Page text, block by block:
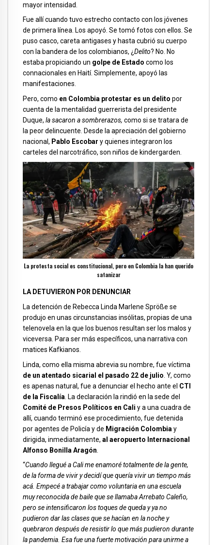
mayor intensidad.
Fue allí cuando tuvo estrecho contacto con los jóvenes
de primera línea. Los apoyó. Se tomó fotos con ellos. Se
puso casco, careta antigases y hasta cubrió su cuerpo
con la bandera de los colombianos, ¿Delito? No. No
estaba propiciando un golpe de Estado como los
connacionales en Haití. Simplemente, apoyó las
manifestaciones.
Pero, como en Colombia protestar es un delito por
cuenta de la mentalidad guerrerista del presidente
Duque, la sacaron a sombrerazos, como si se tratara de
la peor delincuente. Desde la apreciación del gobierno
nacional, Pablo Escobar y quienes integraron los
carteles del narcotráfico, son niños de kindergarden.
La protesta social es constitucional, pero en Colombia la han querido
satanizar
LA DETUVIERON POR DENUNCIAR
La detención de Rebecca Linda Marlene Spröße se
produjo en unas circunstancias insólitas, propias de una
telenovela en la que los buenos resultan ser los malos y
viceversa. Para ser más específicos, una narrativa con
matices Kafkianos.
Linda, como ella misma abrevia su nombre, fue víctima
de un atentado sicarial el pasado 22 de julio . Y, como
es apenas natural, fue a denunciar el hecho ante el CTI
de la Fiscalía . La declaración la rindió en la sede del
Comité de Presos Políticos en Cali y a una cuadra de
allí, cuando terminó ese procedimiento, fue detenida
por agentes de Policía y de Migración Colombia y
dirigida, inmediatamente, al aeropuerto Internacional
Alfonso Bonilla Aragón
“Cuando llegué a Cali me enamoré totalmente de la gente,
de la forma de vivir y decidí que quería vivir un tiempo más
acá. Empecé a trabajar como voluntaria en una escuela
muy reconocida de baile que se llamaba Arrebato Caleño,
pero se intensificaron los toques de queda y ya no
pudieron dar las clases que se hacían en la noche y
quebraron después de resistir lo que más pudieron durante
la pandemia. Esa fue una fuerte motivación para unirme a